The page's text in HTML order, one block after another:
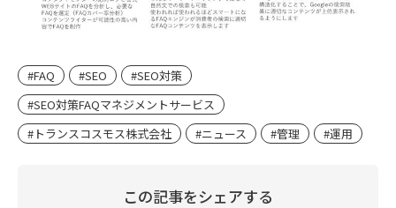
#FAQ #SEO
#SEO対策
#SEO対策FAQマネジメントサービス
#トランスコスモス株式会社
#ニュース #管理 #運用
この記事をシェアする